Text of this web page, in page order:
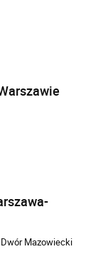
Mazowiecki